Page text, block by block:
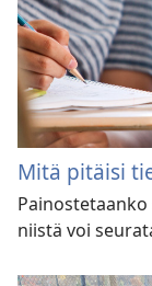
Mitä pitäisi
niistä voi